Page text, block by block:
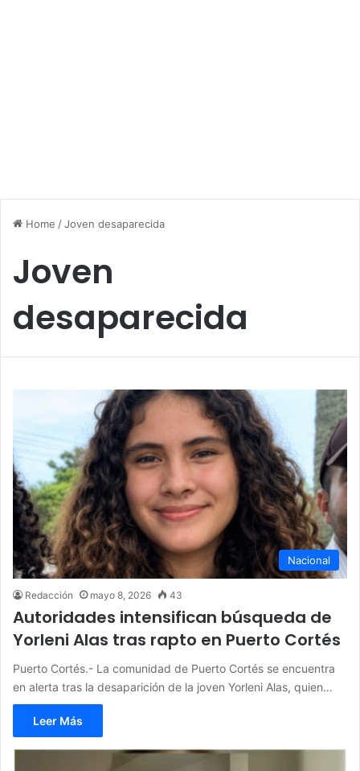
Home /Joven desaparecida
Joven
desaparecida
Nacional
Redacción mayo 8, 2026 43
Autoridades intensifican búsqueda de
Yorleni Alas tras rapto en Puerto Cortés
Puerto Cortés.- La comunidad de Puerto Cortés se encuentra
en alerta tras la desaparición de la joven Yorleni Alas, quien…
Leer Más